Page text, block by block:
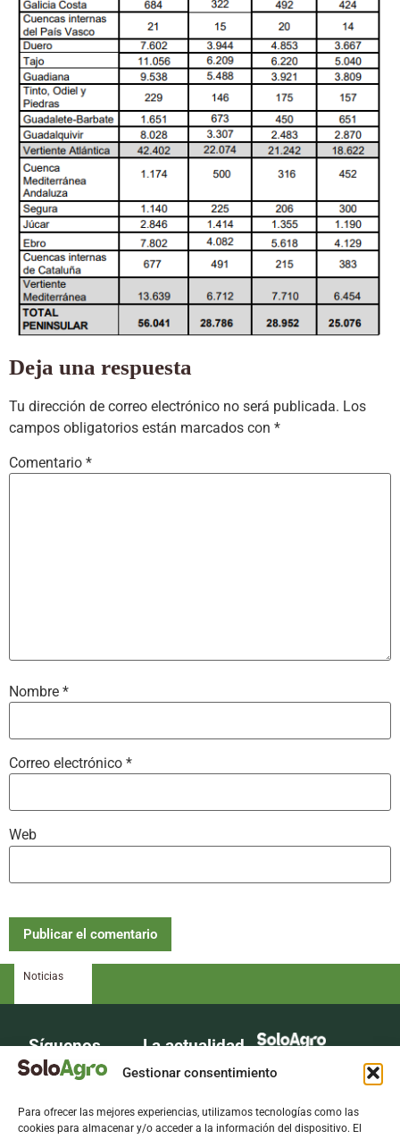
Gestionar consentimiento
Para ofrecer las mejores experiencias, utilizamos tecnologías como las
cookies para almacenar y/o acceder a la información del dispositivo. El
Deja una respuesta
Tu dirección de correo electrónico no será publicada. Los
campos obligatorios están marcados con *
Comentario *
Nombre *
Correo electrónico *
Web
Noticias
La voz del sector
La actualidad
del campo en
entrada.
Síguenos